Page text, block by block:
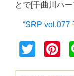
とで[千曲川ハ
“SRP vol.077